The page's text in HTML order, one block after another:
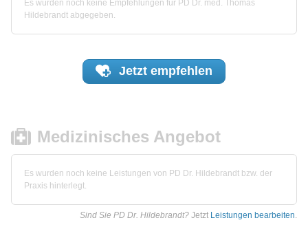
Es wurden noch keine Empfehlungen für PD Dr. med. Thomas
Hildebrandt abgegeben.
Jetzt empfehlen
Medizinisches Angebot
Es wurden noch keine Leistungen von PD Dr. Hildebrandt bzw. der
Praxis hinterlegt.
Sind Sie PD Dr. Hildebrandt? Jetzt Leistungen bearbeiten.